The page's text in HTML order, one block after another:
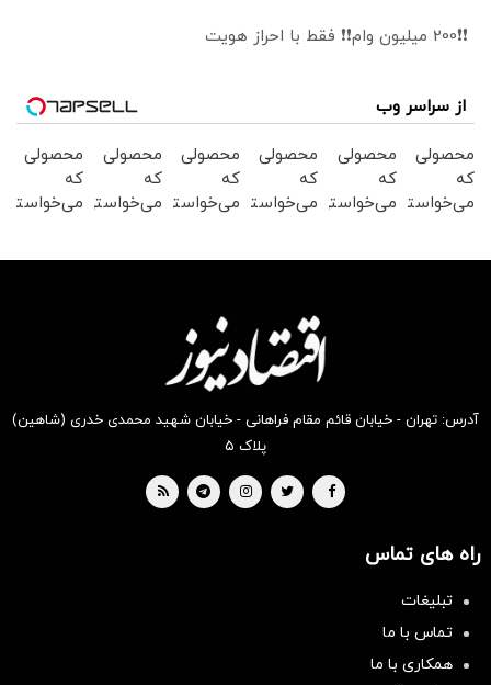
❗❗200 میلیون وام❗❗ فقط با احراز هویت
از سراسر وب
محصولی
که
می‌خواستی
محصولی
که
می‌خواستی
محصولی
که
می‌خواستی
بخر !
محصولی
که
می‌خواستی
بخر !
محصولی
که
می‌خواستی
محصولی
که
می‌خواستی
آدرس: تهران - خیابان قائم مقام فراهانی - خیابان شهید محمدی خدری (شاهین)
پلاک ۵
راه های تماس
تبلیغات
تماس با ما
همکاری با ما